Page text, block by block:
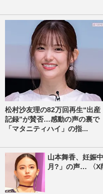
松村沙友理の82万回再生“出産
記録”が賛否…感動の声の裏で
「マタニティハイ」の指...
山本舞香、妊娠
月?」の声… 〈X